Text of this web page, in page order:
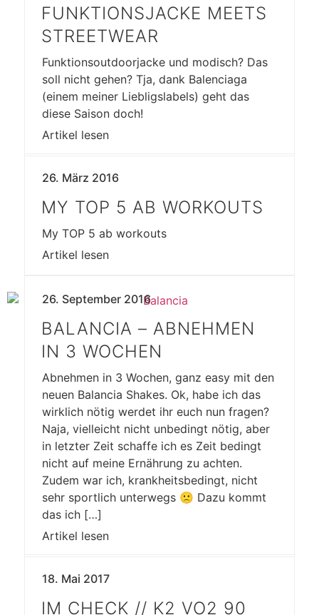
FUNKTIONSJACKE MEETS
STREETWEAR
Funktionsoutdoorjacke und modisch? Das
soll nicht gehen? Tja, dank Balenciaga
(einem meiner Liebligslabels) geht das
diese Saison doch!
Artikel lesen
26. März 2016
MY TOP 5 AB WORKOUTS
My TOP 5 ab workouts
Artikel lesen
26. September 2016
BALANCIA – ABNEHMEN
IN 3 WOCHEN
Abnehmen in 3 Wochen, ganz easy mit den
neuen Balancia Shakes. Ok, habe ich das
wirklich nötig werdet ihr euch nun fragen?
Naja, vielleicht nicht unbedingt nötig, aber
in letzter Zeit schaffe ich es Zeit bedingt
nicht auf meine Ernährung zu achten.
Zudem war ich, krankheitsbedingt, nicht
sehr sportlich unterwegs 🙁 Dazu kommt
das ich […]
Artikel lesen
18. Mai 2017
IM CHECK // K2 VO2 90